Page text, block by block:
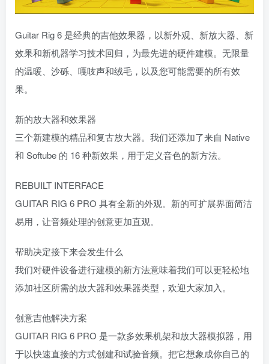
Guitar Rig 6 是经典的吉他效果器，以新外观、新放大器、新
效果和新机器学习技术回归，为最先进的硬件建模。无限量
的温暖、沙砾、嘎吱声和绒毛，以及您可能需要的所有效
果。
新的放大器和效果器
三个新建模的精品和复古放大器。我们还添加了来自 Native
和 Softube 的 16 种新效果，用于定义音色的新方法。
REBUILT INTERFACE
GUITAR RIG 6 PRO 具有全新的外观。新的可扩展界面简洁
易用，让音频处理的创意更加直观。
帮助决定接下来会发生什么
我们对硬件设备进行建模的新方法意味着我们可以更轻松地
添加社区所需的放大器和效果器类型，欢迎大家加入。
创意吉他解决方案
GUITAR RIG 6 PRO 是一款多效果机架和放大器模拟器，用
于以快速直接的方式创建和试验音频。把它想象成你自己的